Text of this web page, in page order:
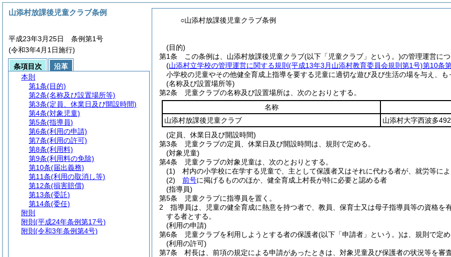
○山添村放課後児童クラブ条例
(目的)
第1条
この条例は、山添村放課後児童クラブ(以下「児童クラブ」という。)の管理運営に
(山添村立学校の管理運営に関する規則 (平成13年3月山添村教育委員会規則第1号)第10条
小学校の児童やその他健全育成上指導を要する児童に適切な遊び及び生活の場を与え、も
(名称及び設置場所等)
第2条
児童クラブの名称及び設置場所は、次のとおりとする。
名称
山添村放課後児童クラブ
山添村大字西波多
(定員、休業日及び開設時間)
第3条
児童クラブの定員、休業日及び開設時間は、規則で定める。
(対象児童)
第4条
児童クラブの対象児童は、次のとおりとする。
(1)
村内の小学校に在学する児童で、主として保護者又はそれに代わる者が、就労等に
(2)
前号に掲げるもののほか、健全育成上村長が特に必要と認める者
(指導員)
第5条
児童クラブに指導員を置く。
2
指導員は、児童の健全育成に熱意を持つ者で、教員、保育士又は母子指導員等の資格
する者とする。
(利用の申請)
第6条
児童クラブを利用しようとする者の保護者(以下「申請者」という。)は、規則で定
(利用の許可)
第7条
村長は、前項の規定による申請があったときは、対象児童及び保護者の状況等を
山添村放課後児童クラブ条例
平成23年3月25日 条例第1号
(令和3年4月1日施行)
条項目次
沿革
本則
第1条(目的)
第2条(名称及び設置場所等)
第3条(定員、休業日及び開設時間)
第4条(対象児童)
第5条(指導員)
第6条(利用の申請)
第7条(利用の許可)
第8条(利用料)
第9条(利用料の免除)
第10条(届出義務)
第11条(利用の取消し等)
第12条(損害賠償)
第13条(委託)
第14条(委任)
附則
附則 (平成24年条例第17号)
附則 (令和3年条例第4号)